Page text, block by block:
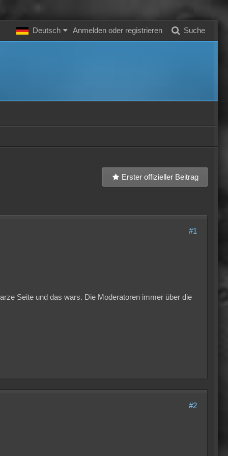
Deutsch Anmelden oder registrieren Suche
Erster offizieller Beitrag
#1
Seite und das wars. Die Moderatoren immer über die
#2